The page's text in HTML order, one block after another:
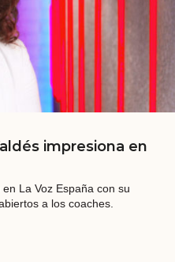
impresiona en
La Voz España con su
a los coaches.